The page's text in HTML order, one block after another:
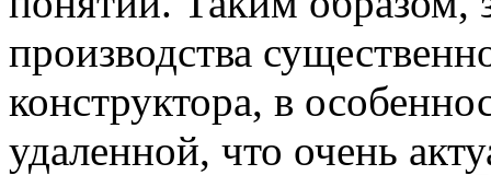
производства
конструктора, в
удаленной, что очень